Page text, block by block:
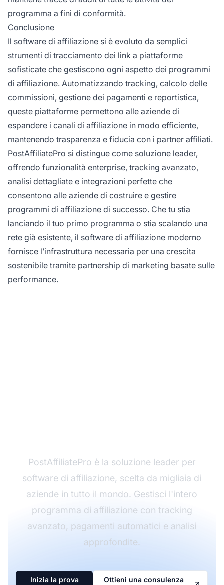
programma a fini di conformità.
Conclusione
Il software di affiliazione si è evoluto da semplici
strumenti di tracciamento dei link a piattaforme
sofisticate che gestiscono ogni aspetto dei programmi
di affiliazione. Automatizzando tracking, calcolo delle
commissioni, gestione dei pagamenti e reportistica,
queste piattaforme permettono alle aziende di
espandere i canali di affiliazione in modo efficiente,
mantenendo trasparenza e fiducia con i partner affiliati.
PostAffiliatePro si distingue come soluzione leader,
offrendo funzionalità enterprise, tracking avanzato,
analisi dettagliate e integrazioni perfette che
consentono alle aziende di costruire e gestire
programmi di affiliazione di successo. Che tu stia
lanciando il tuo primo programma o stia scalando una
rete già esistente, il software di affiliazione moderno
fornisce l’infrastruttura necessaria per una crescita
sostenibile tramite partnership di marketing basate sulle
performance.
PostAffiliatePro è la soluzione leader per
software di affiliazione, scelta da migliaia di
aziende in tutto il mondo. Gestisci l'intero
programma di affiliazione con tracking
avanzato, pagamenti automatici e analisi
approfondite.
Inizia la prova
Ottieni una consulenza